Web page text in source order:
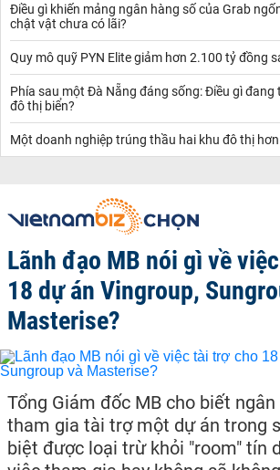
Điều gì khiến mảng ngân hàng số của Grab
chật vật chưa có lãi?
Quy mô quỹ PYN Elite giảm hơn 2.100 tỷ đồng
Phía sau một Đà Nẵng đáng sống: Điều gì đang
đô thị biển?
Một doanh nghiệp trúng thầu hai khu đô thị
Lãnh đạo MB nói gì về
18 dự án Vingroup,
Masterise?
Tổng Giám đốc MB cho biết
tham gia tài trợ một dự án trong
biệt được loại trừ khỏi "room" tín